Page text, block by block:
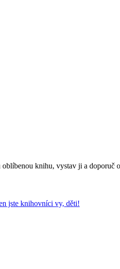
knihu, vystav ji a doporuč